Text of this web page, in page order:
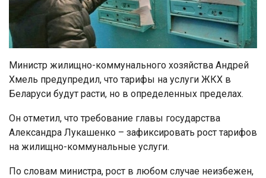
Министр жилищно-коммунального хозяйства Андрей
Хмель предупредил, что тарифы на услуги ЖКХ в
Беларуси будут расти, но в определенных пределах.
Он отметил, что требование главы государства
Александра Лукашенко – зафиксировать рост тарифов
на жилищно-коммунальные услуги.
По словам министра, рост в любом случае неизбежен,